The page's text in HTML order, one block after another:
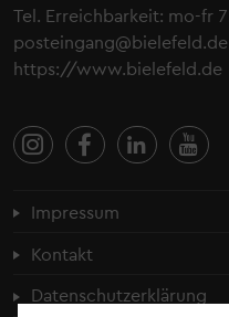
Tel. Erreichbarkeit: mo-fr
posteingang@bielefeld.de
https://www.bielefeld.de
Fußzeilenmenü
Impressum
Kontakt
Datenschutzerklärung